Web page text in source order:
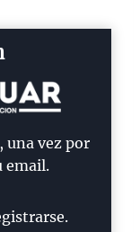
una vez por
email.